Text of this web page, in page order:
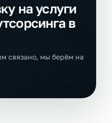
на услуги
в
связано, мы берём на